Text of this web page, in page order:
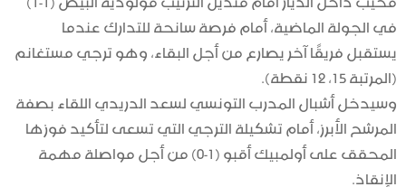
في الجولة الماضية، أمام فرصة سانحة للتدارك عندما
يستقبل فريقًا آخر يصارع من أجل البقاء، وهو ترجي مستغانم
(المرتبة 15، 12 نقطة).
وسيدخل أشبال المدرب التونسي لسعد الدريدي اللقاء بصفة
المرشح الأبرز، أمام تشكيلة الترجي التي تسعى لتأكيد فوزها
المحقق على أولمبيك أقبو (1-0) من أجل مواصلة مهمة
الإنقاذ.